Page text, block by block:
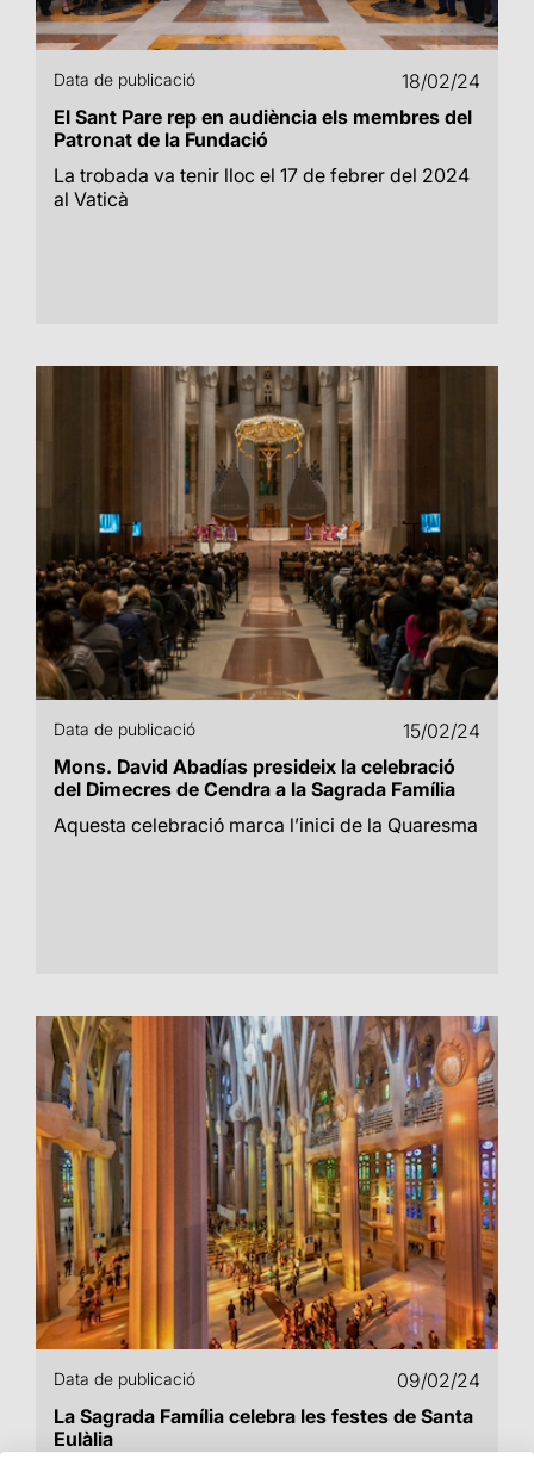
Data de publicació
18/02/24
El Sant Pare rep en audiència els membres del
Patronat de la Fundació
La trobada va tenir lloc el 17 de febrer del 2024
al Vaticà
Data de publicació
15/02/24
Mons. David Abadías presideix la celebració
del Dimecres de Cendra a la Sagrada Família
Aquesta celebració marca l’inici de la Quaresma
Data de publicació
09/02/24
La Sagrada Família celebra les festes de Santa
Eulàlia